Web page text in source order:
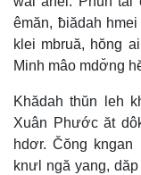
êmăn, ƀiădah
klei mbruă, hŏng
Minh mâo mdơ̆ng
Khădah thŭn leh
Xuân Phước ăt
hdơr. Čŏng
knưl ngă yang,